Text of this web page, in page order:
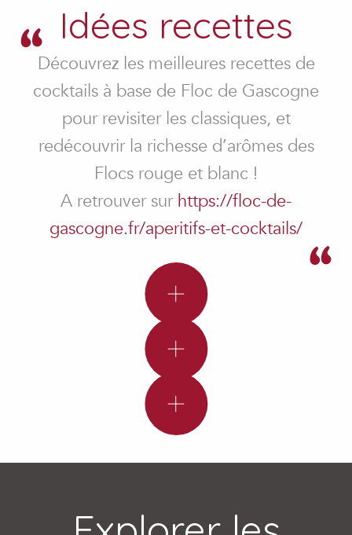
Idées recettes
Découvrez les meilleures recettes de
cocktails à base de Floc de Gascogne
pour revisiter les classiques, et
redécouvrir la richesse d’arômes des
Flocs rouge et blanc !
A retrouver sur https://floc-de-
gascogne.fr/aperitifs-et-cocktails/
Le Floc-Tonic au Floc de Gascogne rouge
Ingrédients pour 1 verre de cocktail
Préparation
Cocktail Saint Valentin “Mon Amour”
Ingrédients pour 1 verre cocktail
Cocktail Pink-Flower
Ingrédients pour 1 verre à cocktail
Préparation